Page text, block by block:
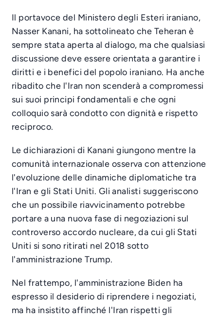
Il portavoce del Ministero degli Esteri iraniano,
Nasser Kanani, ha sottolineato che Teheran è
sempre stata aperta al dialogo, ma che qualsiasi
discussione deve essere orientata a garantire i
diritti e i benefici del popolo iraniano. Ha anche
ribadito che l'Iran non scenderà a compromessi
sui suoi principi fondamentali e che ogni
colloquio sarà condotto con dignità e rispetto
reciproco.
Le dichiarazioni di Kanani giungono mentre la
comunità internazionale osserva con attenzione
l'evoluzione delle dinamiche diplomatiche tra
l'Iran e gli Stati Uniti. Gli analisti suggeriscono
che un possibile riavvicinamento potrebbe
portare a una nuova fase di negoziazioni sul
controverso accordo nucleare, da cui gli Stati
Uniti si sono ritirati nel 2018 sotto
l'amministrazione Trump.
Nel frattempo, l'amministrazione Biden ha
espresso il desiderio di riprendere i negoziati,
ma ha insistito affinché l'Iran rispetti gli